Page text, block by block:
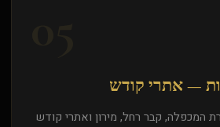
— אתרי קודש
המכפלה, קבר רחל, מירון ואתרי קודש